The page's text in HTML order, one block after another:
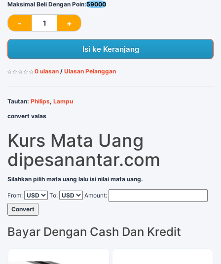
Maksimal Beli Dengan Poin:59000
Isi ke Keranjang
0 ulasan / Ulasan Pelanggan
Tautan: Philips, Lampu
convert valas
Kurs Mata Uang
dipesanantar.com
Silahkan pilih mata uang lalu isi nilai mata uang.
From: To:
Amount:
Convert
Bayar Dengan Cash Dan Kredit